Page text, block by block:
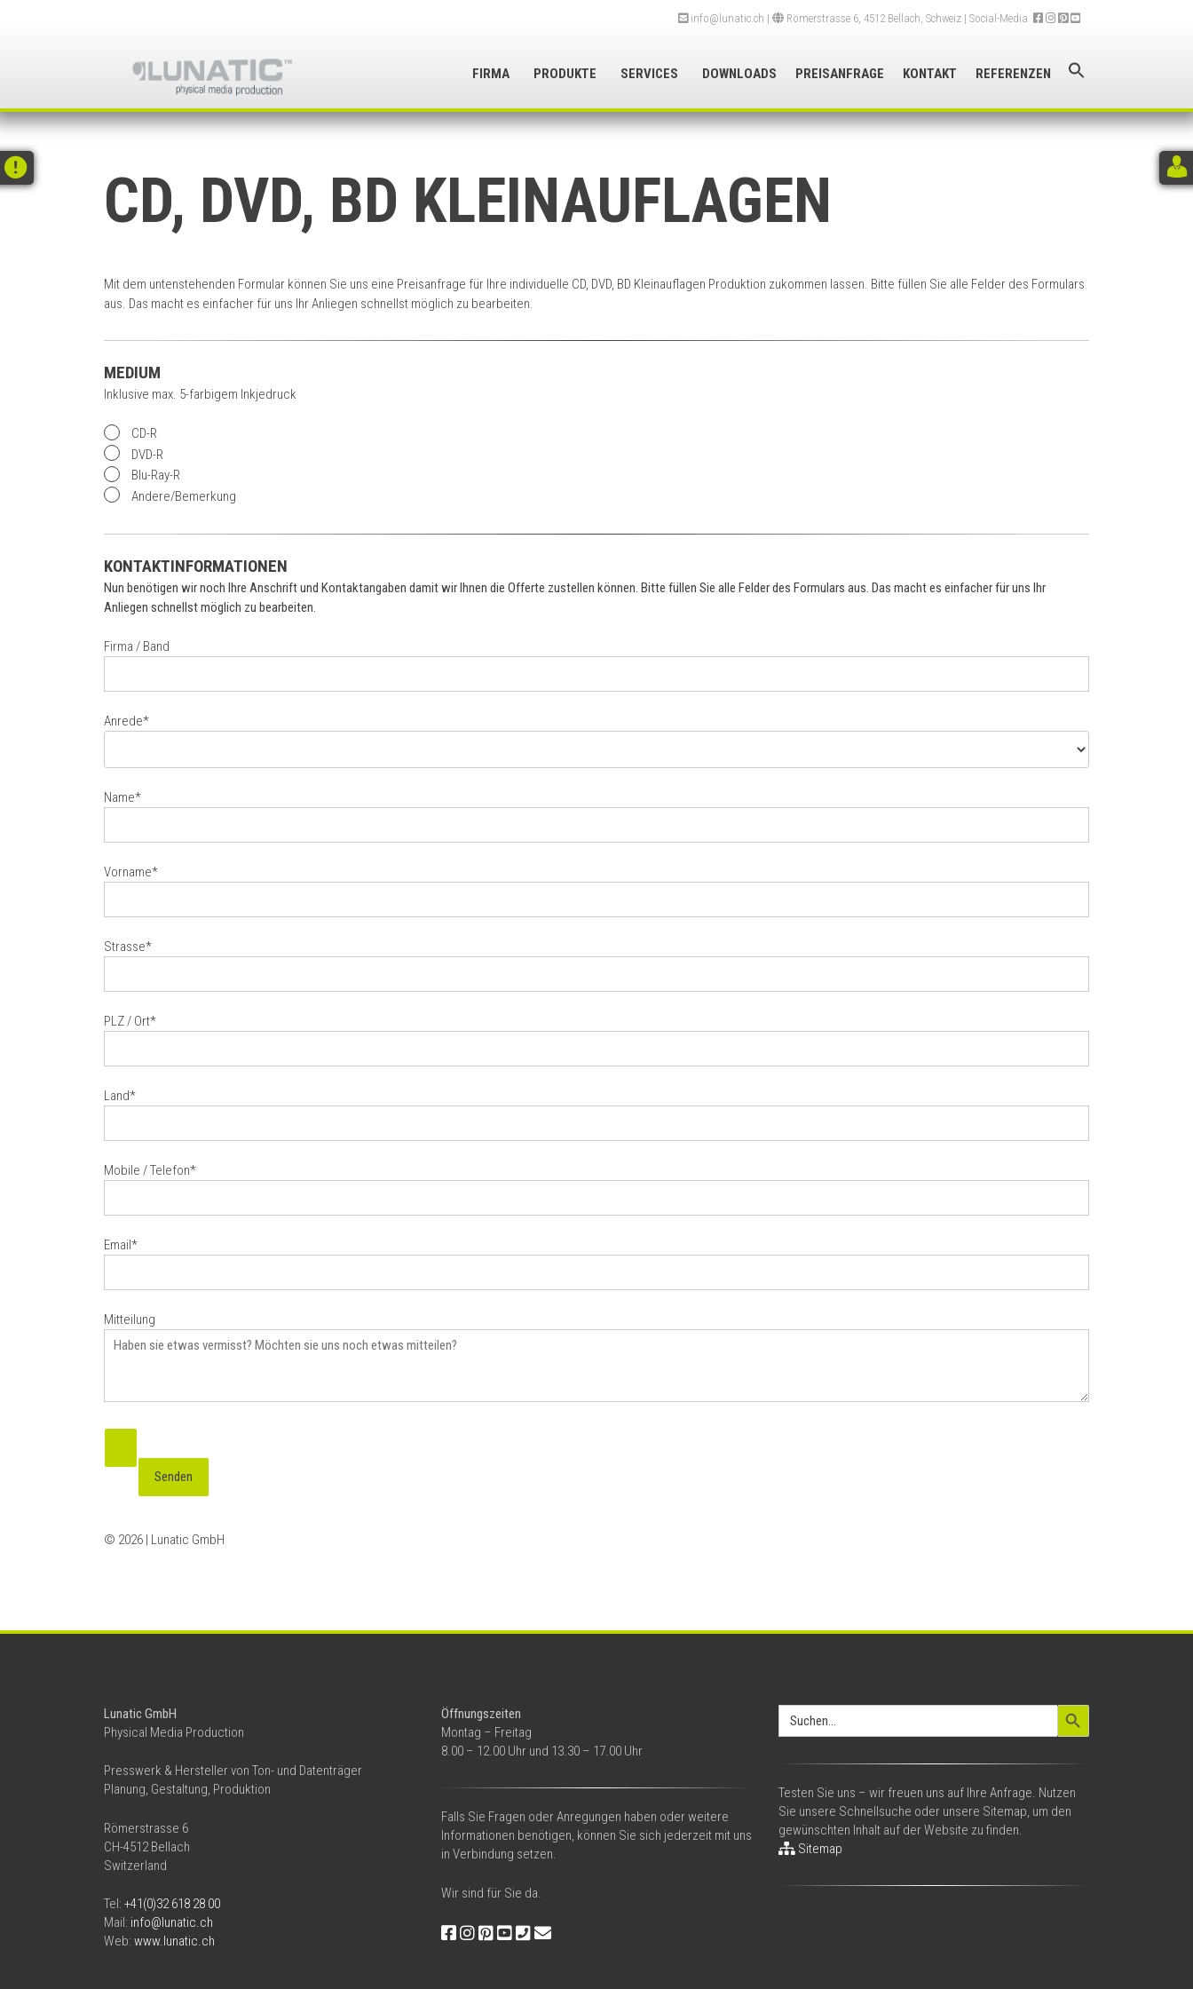
info@lunatic.ch | Römerstrasse 6, 4512 Bellach, Schweiz | Social-Media
FIRMA PRODUKTE SERVICES DOWNLOADS PREISANFRAGE KONTAKT REFERENZEN
CD, DVD, BD KLEINAUFLAGEN
Mit dem untenstehenden Formular können Sie uns eine Preisanfrage für Ihre individuelle CD, DVD, BD Kleinauflagen Produktion zukommen lassen. Bitte füllen Sie alle Felder des Formulars
aus. Das macht es einfacher für uns Ihr Anliegen schnellst möglich zu bearbeiten.
MEDIUM
Inklusive max. 5-farbigem Inkjedruck
CD-R
DVD-R
Blu-Ray-R
Andere/Bemerkung
KONTAKTINFORMATIONEN
Nun benötigen wir noch Ihre Anschrift und Kontaktangaben damit wir Ihnen die Offerte zustellen können. Bitte füllen Sie alle Felder des Formulars aus. Das macht es einfacher für uns Ihr
Anliegen schnellst möglich zu bearbeiten.
Firma / Band
Anrede*
Name*
Vorname*
Strasse*
PLZ / Ort*
Land*
Mobile / Telefon*
Email*
Mitteilung
© 2026 | Lunatic GmbH
Lunatic GmbH
Physical Media Production
Presswerk & Hersteller von Ton- und Datenträger
Planung, Gestaltung, Produktion
Römerstrasse 6
CH-4512 Bellach
Switzerland
Tel: +41(0)32 618 28 00
Mail: info@lunatic.ch
Web: www.lunatic.ch
Öffnungszeiten
Montag – Freitag
8.00 – 12.00 Uhr und 13.30 – 17.00 Uhr
Falls Sie Fragen oder Anregungen haben oder weitere
Informationen benötigen, können Sie sich jederzeit mit uns
in Verbindung setzen.
Wir sind für Sie da.
Search
for:
Search Button
Testen Sie uns – wir freuen uns auf Ihre Anfrage. Nutzen
Sie unsere Schnellsuche oder unsere Sitemap, um den
gewünschten Inhalt auf der Website zu finden.
Sitemap